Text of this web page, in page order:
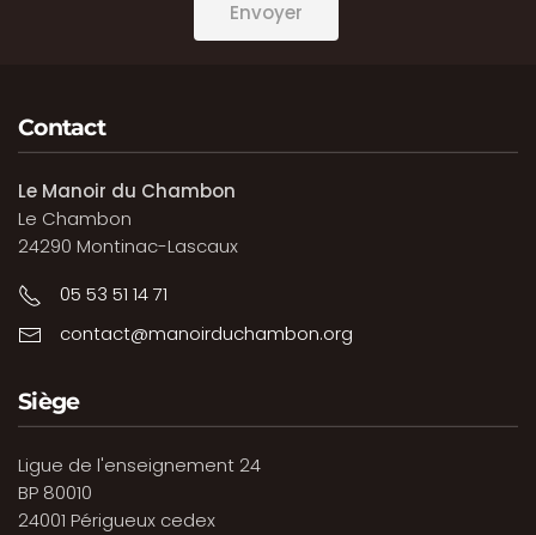
Contact
Le Manoir du Chambon
Le Chambon
24290 Montinac-Lascaux
05 53 51 14 71
contact@manoirduchambon.org
Siège
Ligue de l'enseignement 24
BP 80010
24001 Périgueux cedex